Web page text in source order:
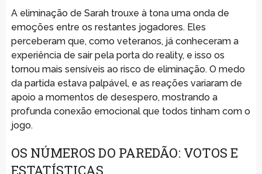
A eliminação de Sarah trouxe à tona uma onda de
emoções entre os restantes jogadores. Eles
perceberam que, como veteranos, já conheceram a
experiência de sair pela porta do reality, e isso os
tornou mais sensíveis ao risco de eliminação. O medo
da partida estava palpável, e as reações variaram de
apoio a momentos de desespero, mostrando a
profunda conexão emocional que todos tinham com o
jogo.
OS NÚMEROS DO PAREDÃO: VOTOS E
ESTATÍSTICAS